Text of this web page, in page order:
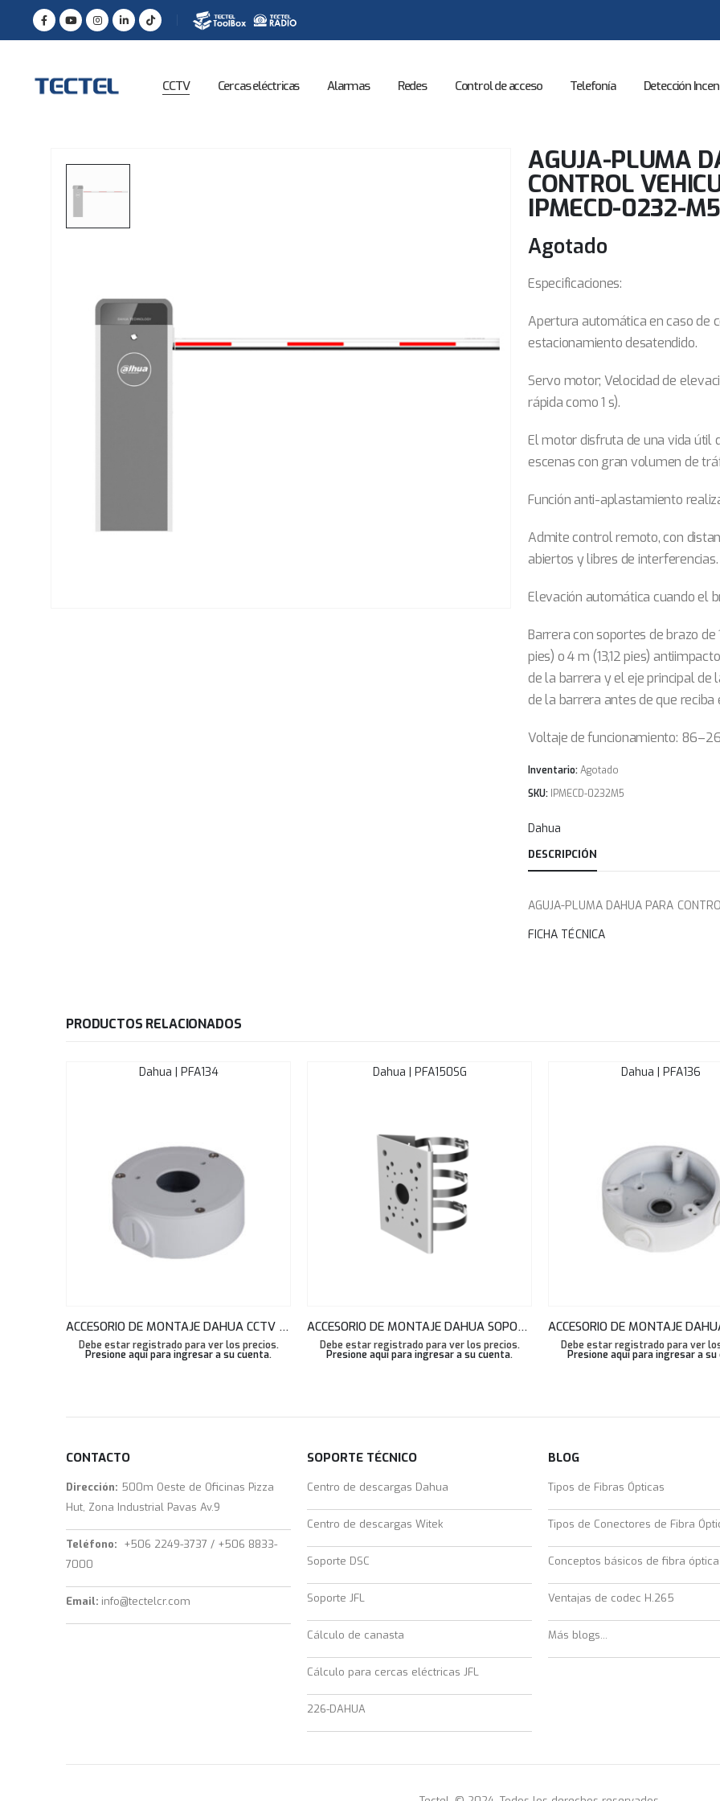
CCTV Cercas eléctricas Alarmas Redes Control de acceso Telefonía Detección
AGUJA-PLUMA
CONTROL
IPMECD-0232-
Agotado
Especificaciones:
Apertura automática en caso de
estacionamiento desatendido.
Servo motor; Velocidad de
rápida como 1 s).
El motor disfruta de una vida útil
escenas con gran volumen de
Función anti-aplastamiento
Admite control remoto, con
abiertos y libres de interferencias.
Elevación automática cuando el
Barrera con soportes de brazo de
pies) o 4 m (13,12 pies)
de la barrera y el eje principal de
de la barrera antes de que reciba
Voltaje de funcionamiento:
Inventario:Agotado
SKU: IPMECD-0232M5
Dahua
DESCRIPCIÓN
AGUJA-PLUMA DAHUA PARA
FICHA TÉCNICA
PRODUCTOS RELACIONADOS
Dahua | PFA134
ACCESORIO DE MONTAJE DAHUA CCTV CAJA DE UNION ALUMINIO PFA134
Debe estar registrado para ver los precios.
Presione aquí para ingresar a su cuenta.
Dahua | PFA150SG
ACCESORIO DE MONTAJE DAHUA SOPORTE PARA MONTAJE POSTE GRIS DH-PFA150-SG
Debe estar registrado para ver los precios.
Presione aquí para ingresar a su cuenta.
Dahua | PFA136
Debe estar registrado para ver
Presione aquí para ingresar a
CONTACTO
Dirección: 500m Oeste de Oficinas Pizza
Hut, Zona Industrial Pavas Av.9
Teléfono: +506 2249-3737 / +506 8833-
7000
Email: info@tectelcr.com
SOPORTE TÉCNICO
Centro de descargas Dahua
Centro de descargas Witek
Soporte DSC
Soporte JFL
Cálculo de canasta
Cálculo para cercas eléctricas JFL
226-DAHUA
BLOG
Tipos de Fibras Ópticas
Tipos de Conectores de Fibra
Conceptos básicos de fibra óptica
Ventajas de codec H.265
Más blogs...